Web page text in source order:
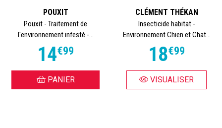
POUXIT
Pouxit - Traitement de
l'environnement infesté -...
14€99
PANIER
CLÉMENT THÉKAN
Insecticide habitat -
Environnement Chien et Chat...
18€99
VISUALISER